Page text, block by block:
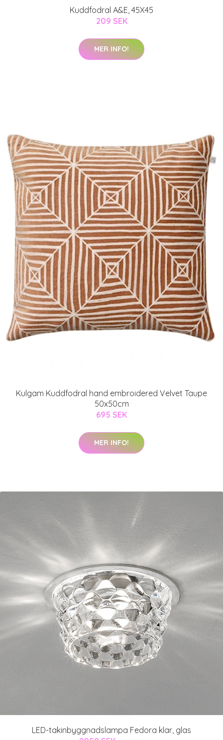
Kuddfodral A&E, 45X45
209 SEK
MER INFO!
Kulgam Kuddfodral hand embroidered Velvet Taupe
50x50cm
695 SEK
MER INFO!
LED-takinbyggnadslampa Fedora klar, glas